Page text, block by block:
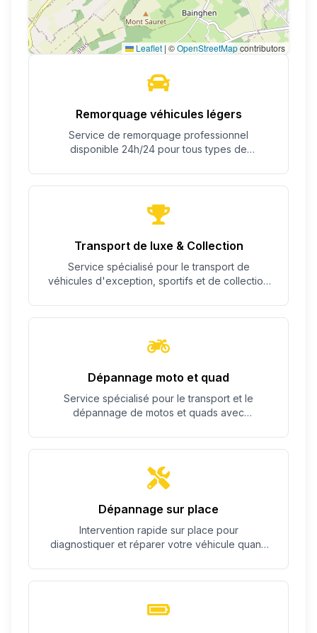
Leaflet | ©OpenStreetMapcontributors
Remorquage véhicules légers
Service de remorquage professionnel
disponible 24h/24 pour tous types de
Transport de luxe & Collection
Service spécialisé pour le transport de
véhicules d'exception, sportifs et de collection
Dépannage moto et quad
Service spécialisé pour le transport et le
dépannage de motos et quads avec
Dépannage sur place
Intervention rapide sur place pour
diagnostiquer et réparer votre véhicule quand